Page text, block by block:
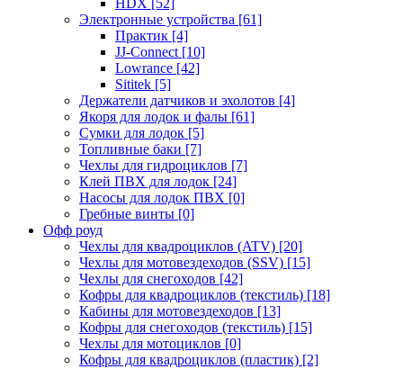
HDX [52]
Электронные устройства [61]
Практик [4]
JJ-Connect [10]
Lowrance [42]
Sititek [5]
Держатели датчиков и эхолотов [4]
Якоря для лодок и фалы [61]
Сумки для лодок [5]
Топливные баки [7]
Чехлы для гидроциклов [7]
Клей ПВХ для лодок [24]
Насосы для лодок ПВХ [0]
Гребные винты [0]
Офф роуд
Чехлы для квадроциклов (ATV) [20]
Чехлы для мотовездеходов (SSV) [15]
Чехлы для снегоходов [42]
Кофры для квадроциклов (текстиль) [18]
Кабины для мотовездеходов [13]
Кофры для снегоходов (текстиль) [15]
Чехлы для мотоциклов [0]
Кофры для квадроциклов (пластик) [2]